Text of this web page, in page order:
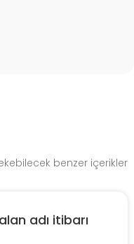
benzer içerikler
adı itibarı